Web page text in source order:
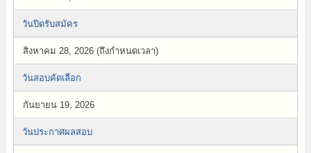
วันปิดรับสมัคร
สิงหาคม 28, 2026 (ถึงกำหนดเวลา)
วันสอบคัดเลือก
กันยายน 19, 2026
วันประกาศผลสอบ